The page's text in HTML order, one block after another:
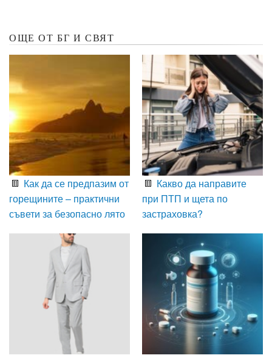
ОЩЕ ОТ БГ И СВЯТ
Как да се предпазим от
горещините – практични
съвети за безопасно лято
Какво да направите
при ПТП и щета по
застраховка?